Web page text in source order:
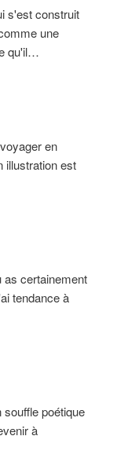
s'est construit
une
qu'il…
en
illustration est
as certainement
tendance à
poétique
à